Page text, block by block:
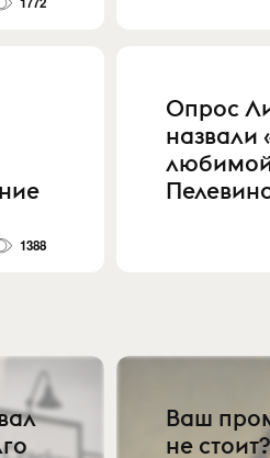
1388
Опрос
назвали
любимой
Ваш
не стоит?